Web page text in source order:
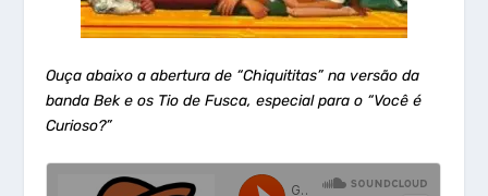
Ouça abaixo a abertura de “Chiquititas” na versão da
banda Bek e os Tio de Fusca, especial para o “Você é
Curioso?”